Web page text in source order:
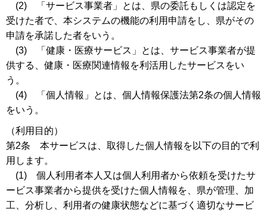
(2) 「サービス事業者」とは、県の委託もしくは認定を
受けた者で、本システムの機能の利用申請をし、県がその
申請を承諾した者をいう。
(3) 「健康・医療サービス」とは、サービス事業者が提
供する、健康・医療関連情報を利活用したサービスをい
う。
(4) 「個人情報」とは、個人情報保護法第2条の個人情報
をいう。
（利用目的）
第2条 本サービスは、取得した個人情報を以下の目的で利
用します。
(1) 個人利用者本人又は個人利用者から依頼を受けたサ
ービス事業者から提供を受けた個人情報を、県が管理、加
工、分析し、利用者の健康状態などに基づく適切なサービ